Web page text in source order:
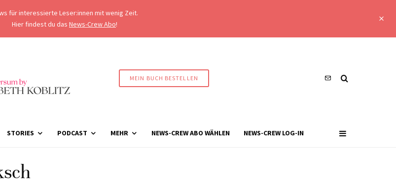
für interessierte Leser:innen mit wenig Zeit.
Hier findest du das News-Crew Abo!
MEIN BUCH BESTELLEN
STORIES PODCAST MEHR NEWS-CREW ABO WÄHLEN NEWS-CREW LOG-IN